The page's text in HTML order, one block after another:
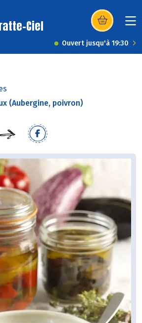
Ciel (s’ouvre dans
Ouvert jusqu'à 19:30
(Aubergine, poivron)